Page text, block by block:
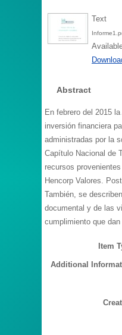
Text
Abstract
En febrero del 2015
inversión financiera
administradas por la
Capítulo Nacional de
recursos
Hencorp Valores.
También, se
documental y de las
cumplimiento que
Item
Additional